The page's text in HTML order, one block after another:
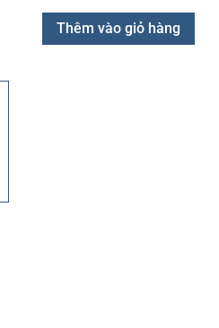
Thêm vào giỏ hàng